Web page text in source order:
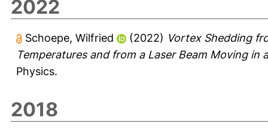
2022
Schoepe, Wilfried (2022) Vortex Shedding
Temperatures and from a Laser Beam Moving in
Physics.
2018